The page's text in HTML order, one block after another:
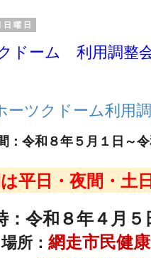
曜日
ドーム 利用調整
ーツクドーム利用
：令和８年５月１日～
平日・夜間・
：令和８年４月５
場所：網走市民健